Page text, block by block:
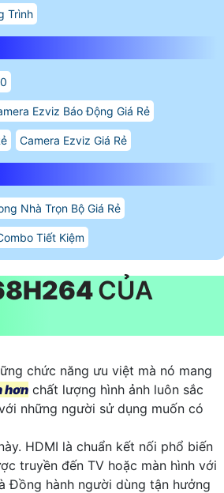
Trình
Ezviz Báo Động Giá Rẻ
Camera Ezviz Giá Rẻ
Nhà Trọn Bộ Giá Rẻ
Tiết Kiệm
CỦA
chức năng ưu việt mà nó mang
hơn chất lượng hình ảnh luôn sắc
những người sử dụng muốn có
HDMI là chuẩn kết nối phổ biến
truyền đến TV hoặc màn hình với
Đồng hành người dùng tận hưởng